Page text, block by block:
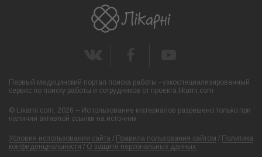
Первый медицинский портал поиска работы - узкоспециализированный
сервис по поиску работы и сотрудников от проекта likarni.com
© Likarni.com, 2026 – Использование материалов разрешено только при
наличии активной ссылки на источник
Условия использования сайта / Правила пользования сайтом / Политика
конфиденциальности / О защите персональных данных